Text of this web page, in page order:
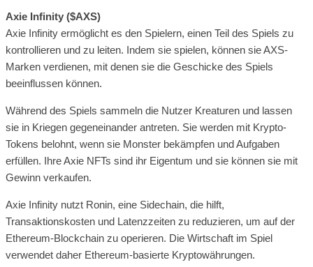
Axie Infinity ($AXS)
Axie Infinity ermöglicht es den Spielern, einen Teil des Spiels zu
kontrollieren und zu leiten. Indem sie spielen, können sie AXS-
Marken verdienen, mit denen sie die Geschicke des Spiels
beeinflussen können.
Während des Spiels sammeln die Nutzer Kreaturen und lassen
sie in Kriegen gegeneinander antreten. Sie werden mit Krypto-
Tokens belohnt, wenn sie Monster bekämpfen und Aufgaben
erfüllen. Ihre Axie NFTs sind ihr Eigentum und sie können sie mit
Gewinn verkaufen.
Axie Infinity nutzt Ronin, eine Sidechain, die hilft,
Transaktionskosten und Latenzzeiten zu reduzieren, um auf der
Ethereum-Blockchain zu operieren. Die Wirtschaft im Spiel
verwendet daher Ethereum-basierte Kryptowährungen.